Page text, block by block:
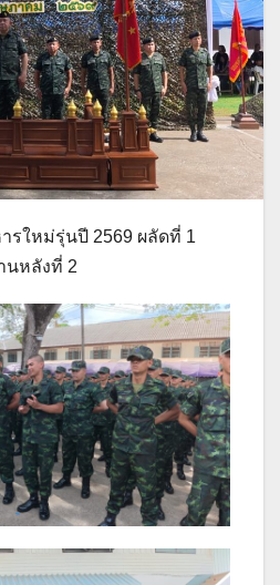
รใหม่รุ่นปี 2569 ผลัดที่ 1
นหลังที่ 2